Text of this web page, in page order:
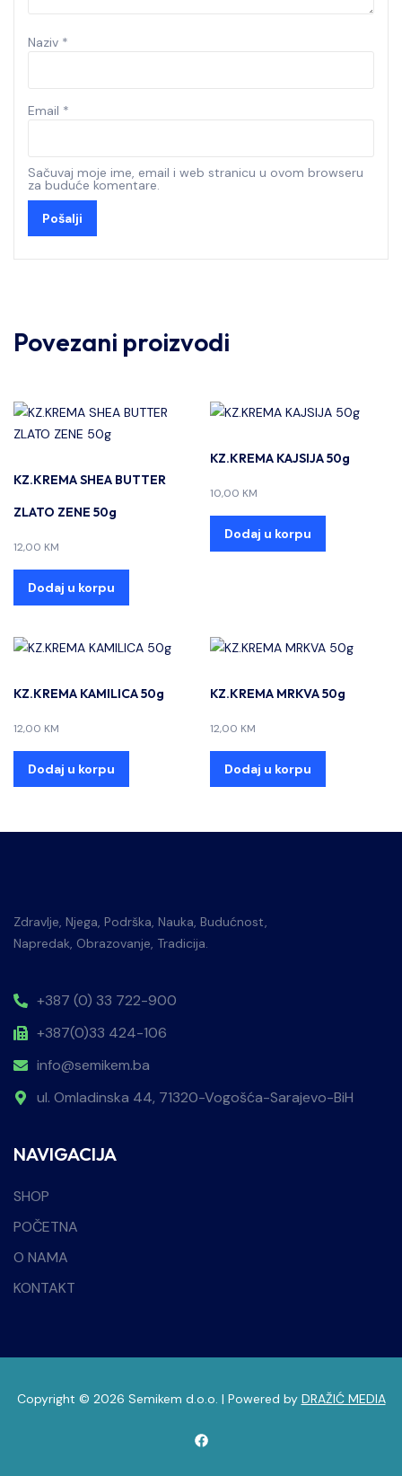
Naziv *
Email *
Sačuvaj moje ime, email i web stranicu u ovom browseru
za buduće komentare.
Povezani proizvodi
KZ.KREMA SHEA BUTTER
ZLATO ZENE 50g
12,00 KM
Dodaj u korpu
KZ.KREMA KAJSIJA 50g
10,00 KM
Dodaj u korpu
KZ.KREMA KAMILICA 50g
12,00 KM
Dodaj u korpu
KZ.KREMA MRKVA 50g
12,00 KM
Dodaj u korpu
Zdravlje, Njega, Podrška, Nauka, Budućnost,
Napredak, Obrazovanje, Tradicija.
+387 (0) 33 722-900
+387(0)33 424-106
info@semikem.ba
ul. Omladinska 44, 71320-Vogošća-Sarajevo-BiH
NAVIGACIJA
SHOP
POČETNA
O NAMA
KONTAKT
Copyright © 2026 Semikem d.o.o. | Powered by DRAŽIĆ MEDIA